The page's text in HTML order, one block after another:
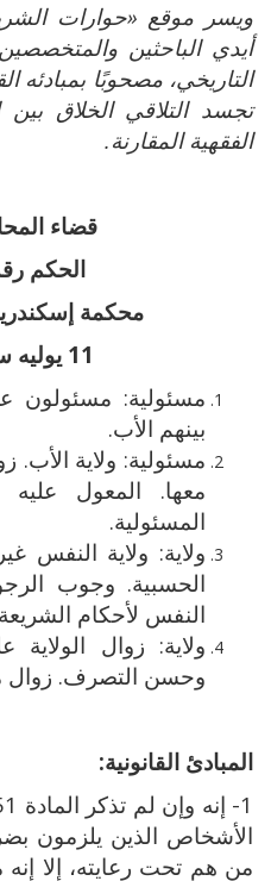
ويسر موقع «حوارات
أيدي الباحثين
التاريخي، مصحوبًا بمبادئه
تجسد التلاقي الخلاق
الفقهية المقارنة.
قضاء
الحكم رقم
محكمة إسكندرية
11 يوليه سنة 1933
مسئولية: مسئولون
بينهم الأب.
مسئولية: ولاية الأب.
معها. المعول
المسئولية.
ولاية: ولاية النفس
الحسبية. وجوب
النفس لأحكام
ولاية: زوال
وحسن التصرف. زوال
المبادئ القانونية:
الأشخاص الذين يلزمون
من هم تحت رعايته، إلا